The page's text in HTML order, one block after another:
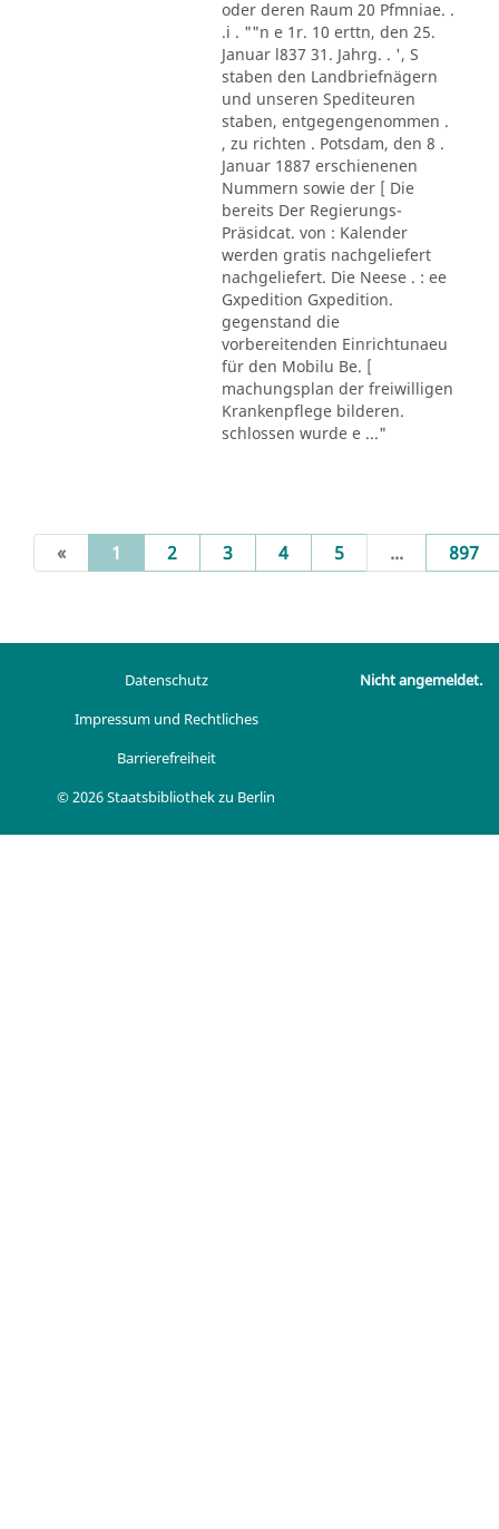
oder deren Raum 20 Pfmniae. .
.i . ""n e 1r. 10 erttn, den 25.
Januar l837 31. Jahrg. . ', S
staben den Landbriefnägern
und unseren Spediteuren
staben, entgegengenommen .
, zu richten . Potsdam, den 8 .
Januar 1887 erschienenen
Nummern sowie der [ Die
bereits Der Regierungs-
Präsidcat. von : Kalender
werden gratis nachgeliefert
nachgeliefert. Die Neese . : ee
Gxpedition Gxpedition.
gegenstand die
vorbereitenden Einrichtunaeu
für den Mobilu Be. [
machungsplan der freiwilligen
Krankenpflege bilderen.
schlossen wurde e ..."
« 1 (current)
2 3 4 5 ... 897
Datenschutz
Impressum und Rechtliches
Barrierefreiheit
© 2026 Staatsbibliothek zu Berlin
Nicht angemeldet.